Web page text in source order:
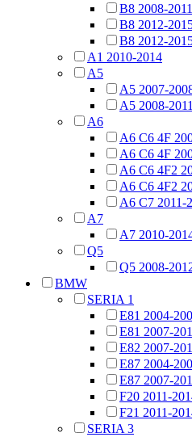
B8 2008-
B8 2012-
B8 2012-
A1 2010-2014
A5
A5 2007-
A5 2008-
A6
A6 C6 4F
A6 C6 4F
A6 C6 4F2
A6 C6 4F2
A6 C7 2011-
A7
A7 2010-
Q5
Q5 2008-
BMW
SERIA 1
E81 2004-
E81 2007-
E82 2007-
E87 2004-
E87 2007-
F20 2011-
F21 2011-
SERIA 3